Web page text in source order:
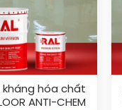
kháng hóa chất
ANTI-CHEM